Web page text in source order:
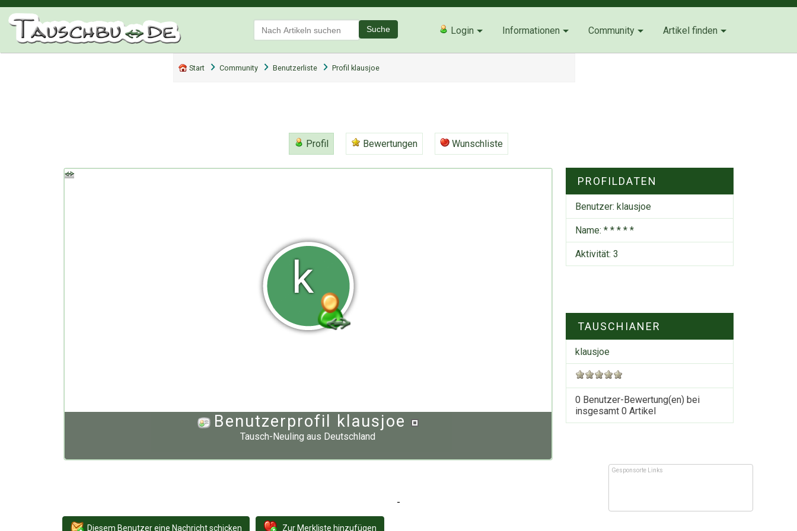
Suche Login Informationen Community Artikel finden
Start Community Benutzerliste Profil klausjoe
Profil Bewertungen Wunschliste
k
Benutzerprofil klausjoe
Tausch-Neuling aus Deutschland
PROFILDATEN
Benutzer:klausjoe
Name: * * * * *
Aktivität: 3
TAUSCHIANER
klausjoe
0 Benutzer-Bewertung(en) bei
insgesamt0 Artikel
Gesponsorte Links
-
Diesem Benutzer eine Nachricht schicken Zur Merkliste hinzufügen